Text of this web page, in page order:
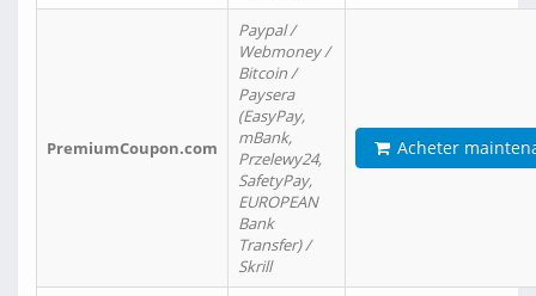
PremiumCoupon.com
Paypal /
Webmoney /
Bitcoin /
Paysera
(EasyPay,
mBank,
Przelewy24,
SafetyPay,
EUROPEAN
Bank
Transfer) /
Skrill
Acheter